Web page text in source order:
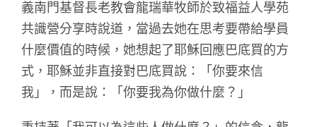
義南門基督長老教會龍瑞華牧師於致福益人學苑
共識營分享時說道，當過去她在思考要帶給學員
什麼價值的時候，她想起了耶穌回應巴底買的方
式，耶穌並非直接對巴底買說：「你要來信
我」，而是說：「你要我為你做什麼？」